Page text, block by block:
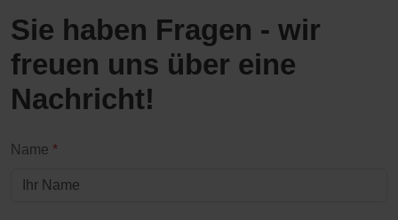
Sie haben Fragen - wir
freuen uns über eine
Nachricht!
Name *